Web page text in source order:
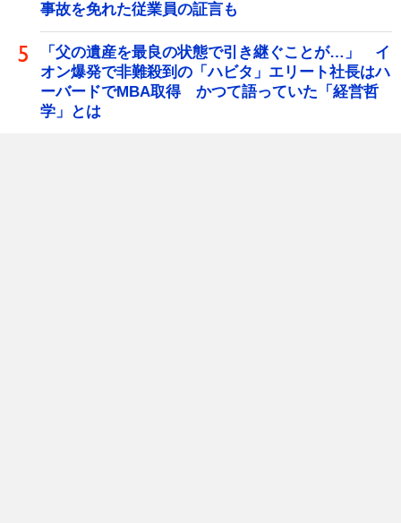
事故を免れた従業員の証言も
「父の遺産を最良の状態で引き継ぐことが…」 イ
オン爆発で非難殺到の「ハビタ」エリート社長はハ
ーバードでMBA取得 かつて語っていた「経営哲
学」とは